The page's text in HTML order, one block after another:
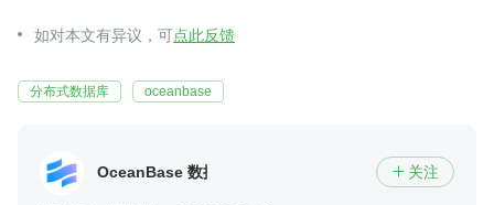
如对本文有异议，可点此反馈
分布式数据库 oceanbase
OceanBase 数据库  关注